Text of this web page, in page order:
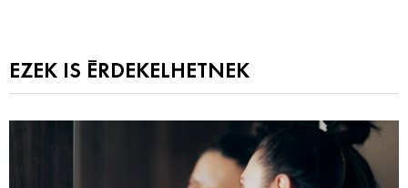
EZEK IS ÉRDEKELHETNEK